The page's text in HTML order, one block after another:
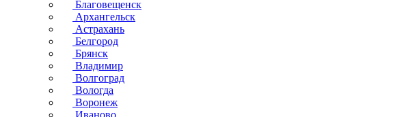
Благовещенск
Архангельск
Астрахань
Белгород
Брянск
Владимир
Волгоград
Вологда
Воронеж
Иваново